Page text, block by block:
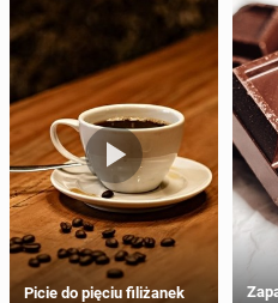
Picie do pięciu filiżanek